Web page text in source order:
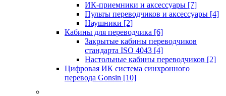
ИК-приемники и аксессуары [7]
Пульты переводчиков и аксессуары [4]
Наушники [2]
Кабины для переводчика [6]
Закрытые кабины переводчиков
стандарта ISO 4043 [4]
Настольные кабины переводчиков [2]
Цифровая ИК система синхронного
перевода Gonsin [10]